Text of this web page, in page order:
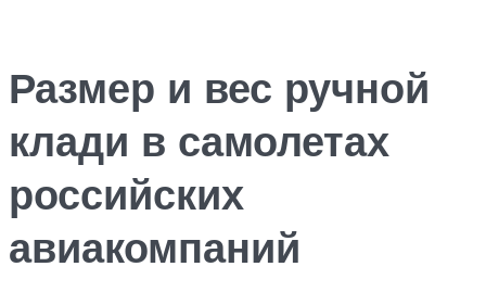
Размер и вес ручной
клади в самолетах
российских
авиакомпаний